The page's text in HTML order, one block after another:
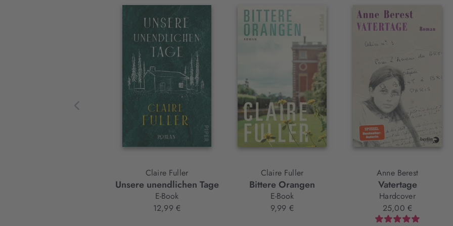
Interaktives
Element
Claire Fuller
Unsere unendlichen Tage
E-Book
12,99 €
Claire Fuller
Bittere Orangen
E-Book
9,99 €
Anne Berest
Vatertage
Hardcover
25,00 €